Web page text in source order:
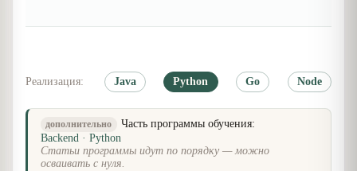
Реализация: Java Python Go Node
дополнительно
Часть программы обучения:
Backend · Python
Статьи программы идут по порядку — можно
осваивать с нуля.